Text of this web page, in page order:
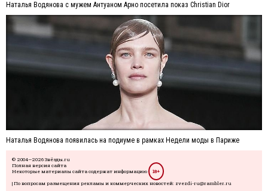
Наталья Водянова с мужем Антуаном Арно посетила показ Christian Dior
Наталья Водянова появилась на подиуме в рамках Недели моды в Париже
© 2004—2026 Звёзды.ru
Полная версия сайта
Некоторые материалы сайта содержат информацию
18+
| По вопросам размещения рекламы и коммерческих новостей: zvezdi-ru@rambler.ru